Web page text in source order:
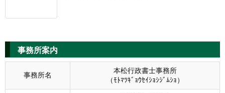
事務所案内
事務所名
本松行政書士事務所
（ﾓﾄﾏﾂｷﾞｮｳｾｲｼｮｼｼﾞﾑｼｮ）